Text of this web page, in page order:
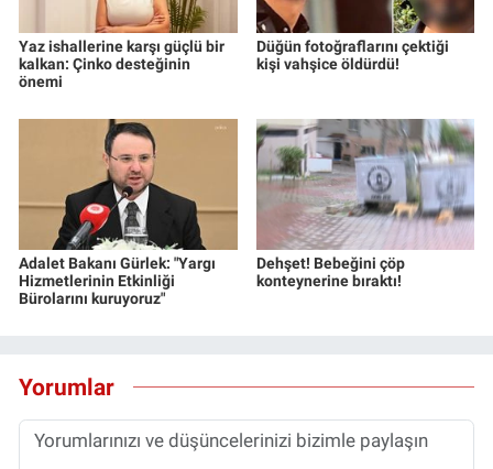
Yaz ishallerine karşı güçlü bir
kalkan: Çinko desteğinin
önemi
Düğün fotoğraflarını çektiği
kişi vahşice öldürdü!
Adalet Bakanı Gürlek: "Yargı
Hizmetlerinin Etkinliği
Bürolarını kuruyoruz"
Dehşet! Bebeğini çöp
konteynerine bıraktı!
Yorumlar